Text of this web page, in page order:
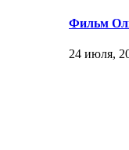
Фильм
24 июля,